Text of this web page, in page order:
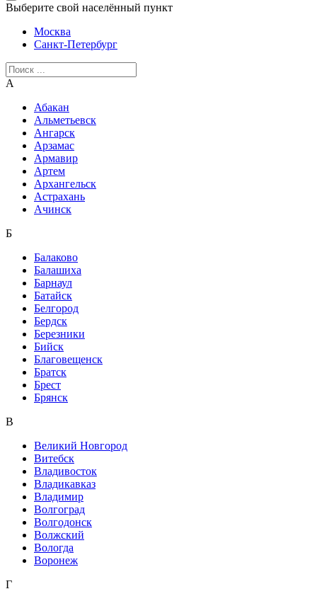
Выберите свой населённый пункт
Москва
Санкт-Петербург
А
Абакан
Альметьевск
Ангарск
Арзамас
Армавир
Артем
Архангельск
Астрахань
Ачинск
Б
Балаково
Балашиха
Барнаул
Батайск
Белгород
Бердск
Березники
Бийск
Благовещенск
Братск
Брест
Брянск
В
Великий Новгород
Витебск
Владивосток
Владикавказ
Владимир
Волгоград
Волгодонск
Волжский
Вологда
Воронеж
Г